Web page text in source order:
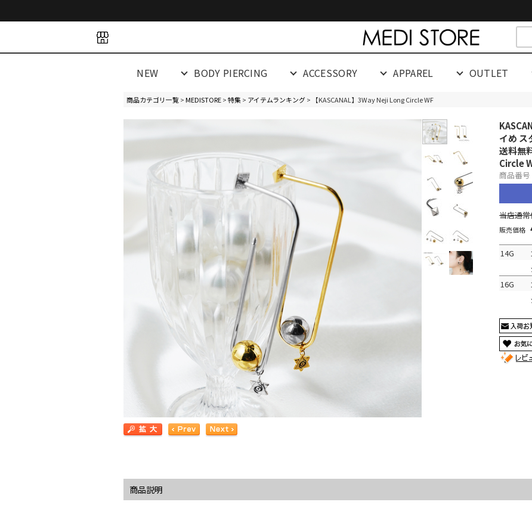
NEW BODY PIERCING ACCESSORY APPAREL OUTLET
商品カテゴリ一覧>MEDISTORE>特集> アイテムランキング> 【KASCANAL】3Way Neji Long Circle WF
イめ ス
送料無
Circle
商品番
当店通
販売価格
14G
16G
商品説明